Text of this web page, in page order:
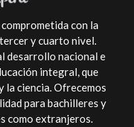
con la
y cuarto nivel.
desarrollo nacional e
integral, que
la ciencia. Ofrecemos
para bachilleres y
como extranjeros.